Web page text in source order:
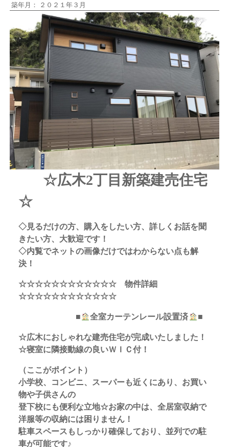
築年月： ２０２１年３月
☆広木2丁目新築建売住宅
☆
◇見るだけの方、購入をしたい方、詳しくお話を聞
きたい方、大歓迎です！
◇内覧でネットの画像だけではわからない点も解
決！
☆☆☆☆☆☆☆☆☆☆☆☆ 物件詳細
☆☆☆☆☆☆☆☆☆☆☆☆
■ 全室カーテンレール設置済 ■
☆広木におしゃれな建売住宅が完成いたしました！
☆寝室に隣接動線の良いＷＩＣ付！
（ここがポイント）
小学校、コンビニ、スーパーも近くにあり、お買い
物や子供さんの
登下校にも便利な立地☆お家の中は、全居室収納で
洋服等の収納には困りません！
駐車スペースもしっかり確保しており、並列での駐
車が可能です♪